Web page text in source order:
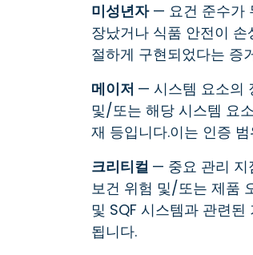
미성년자— 요건 준수가
장났거나 식품 안전이
절하게 구현되었다는 증
메이저 — 시스템 요소의
및/또는 해당 시스템 요
재 등입니다.이는 인증
크리티컬 — 중요 관리 지
보건 위험 및/또는 제품
및 SQF 시스템과 관련
됩니다.